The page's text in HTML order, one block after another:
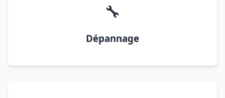
🔧
Dépannage